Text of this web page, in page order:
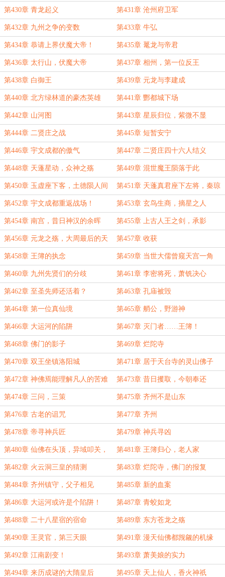
第430章 青龙起义 第431章 沧州府卫军
第432章 九州之争的变数 第433章 牛弘
第434章 恭请上界伏魔大帝！ 第435章 鼍龙与帝君
第436章 太行山，伏魔大帝 第437章 相州，第一位反王
第438章 白御王 第439章 元龙与李建成
第440章 北方绿林道的豪杰英雄 第441章 酆都城下场
第442章 山河图 第443章 星辰归位，紫微不显
第444章 二贤庄之战 第445章 短暂安宁
第446章 宇文成都的傲气 第447章 二贤庄四十六人结义
第448章 天蓬星动，众神之殇 第449章 混世魔王陨落于此
第450章 玉虚座下客，土德陨人间 第451章 天蓬真君座下左将，秦琼
命星之亮！
第452章 宇文成都重返战场！ 第453章 玄鸟生商，摘星之人
第454章 南宫，昔日神汉的余晖 第455章 上古人王之剑，承影
第456章 元龙之殇，大周最后的天
子
第457章 收获
第458章 王簿的执念 第459章 当世大儒曾窥天宫一角
第460章 九州先贤们的分歧 第461章 李密将死，萧铣决心
第462章 至圣先师还活着？ 第463章 孔庙被毁
第464章 第一位真仙境 第465章 艄公，野游神
第466章 大运河的陷阱 第467章 灭门者……王簿！
第468章 佛门的影子 第469章 烂陀寺
第470章 双王坐镇洛阳城 第471章 居于天台寺的灵山佛子
第472章 神佛焉能理解凡人的苦难 第473章 昔日攫取，今朝奉还
第474章 三问，三策 第475章 齐州不是山东
第476章 古老的诅咒 第477章 齐州
第478章 帝寻神兵匠 第479章 神兵寻凶
第480章 仙佛在头顶，异域叩关，
内忧外患
第481章 王簿归心，老人家
第482章 火云洞三皇的猜测 第483章 烂陀寺，佛门的报复
第484章 齐州镇守，父子相见 第485章 新的血案
第486章 大运河或许是个陷阱！ 第487章 青蛟如龙
第488章 二十八星宿的宿命 第489章 东方苍龙之殇
第490章 王灵官，第三天眼 第491章 漫天仙佛都觊觎的机缘
第492章 江南剧变！ 第493章 萧美娘的实力
第494章 来历成谜的大隋皇后 第495章 天上仙人，香火神祇